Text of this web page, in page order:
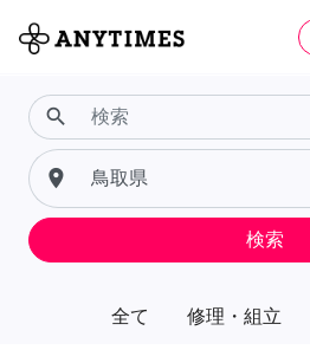
全て 修理・組立
search
place
検索